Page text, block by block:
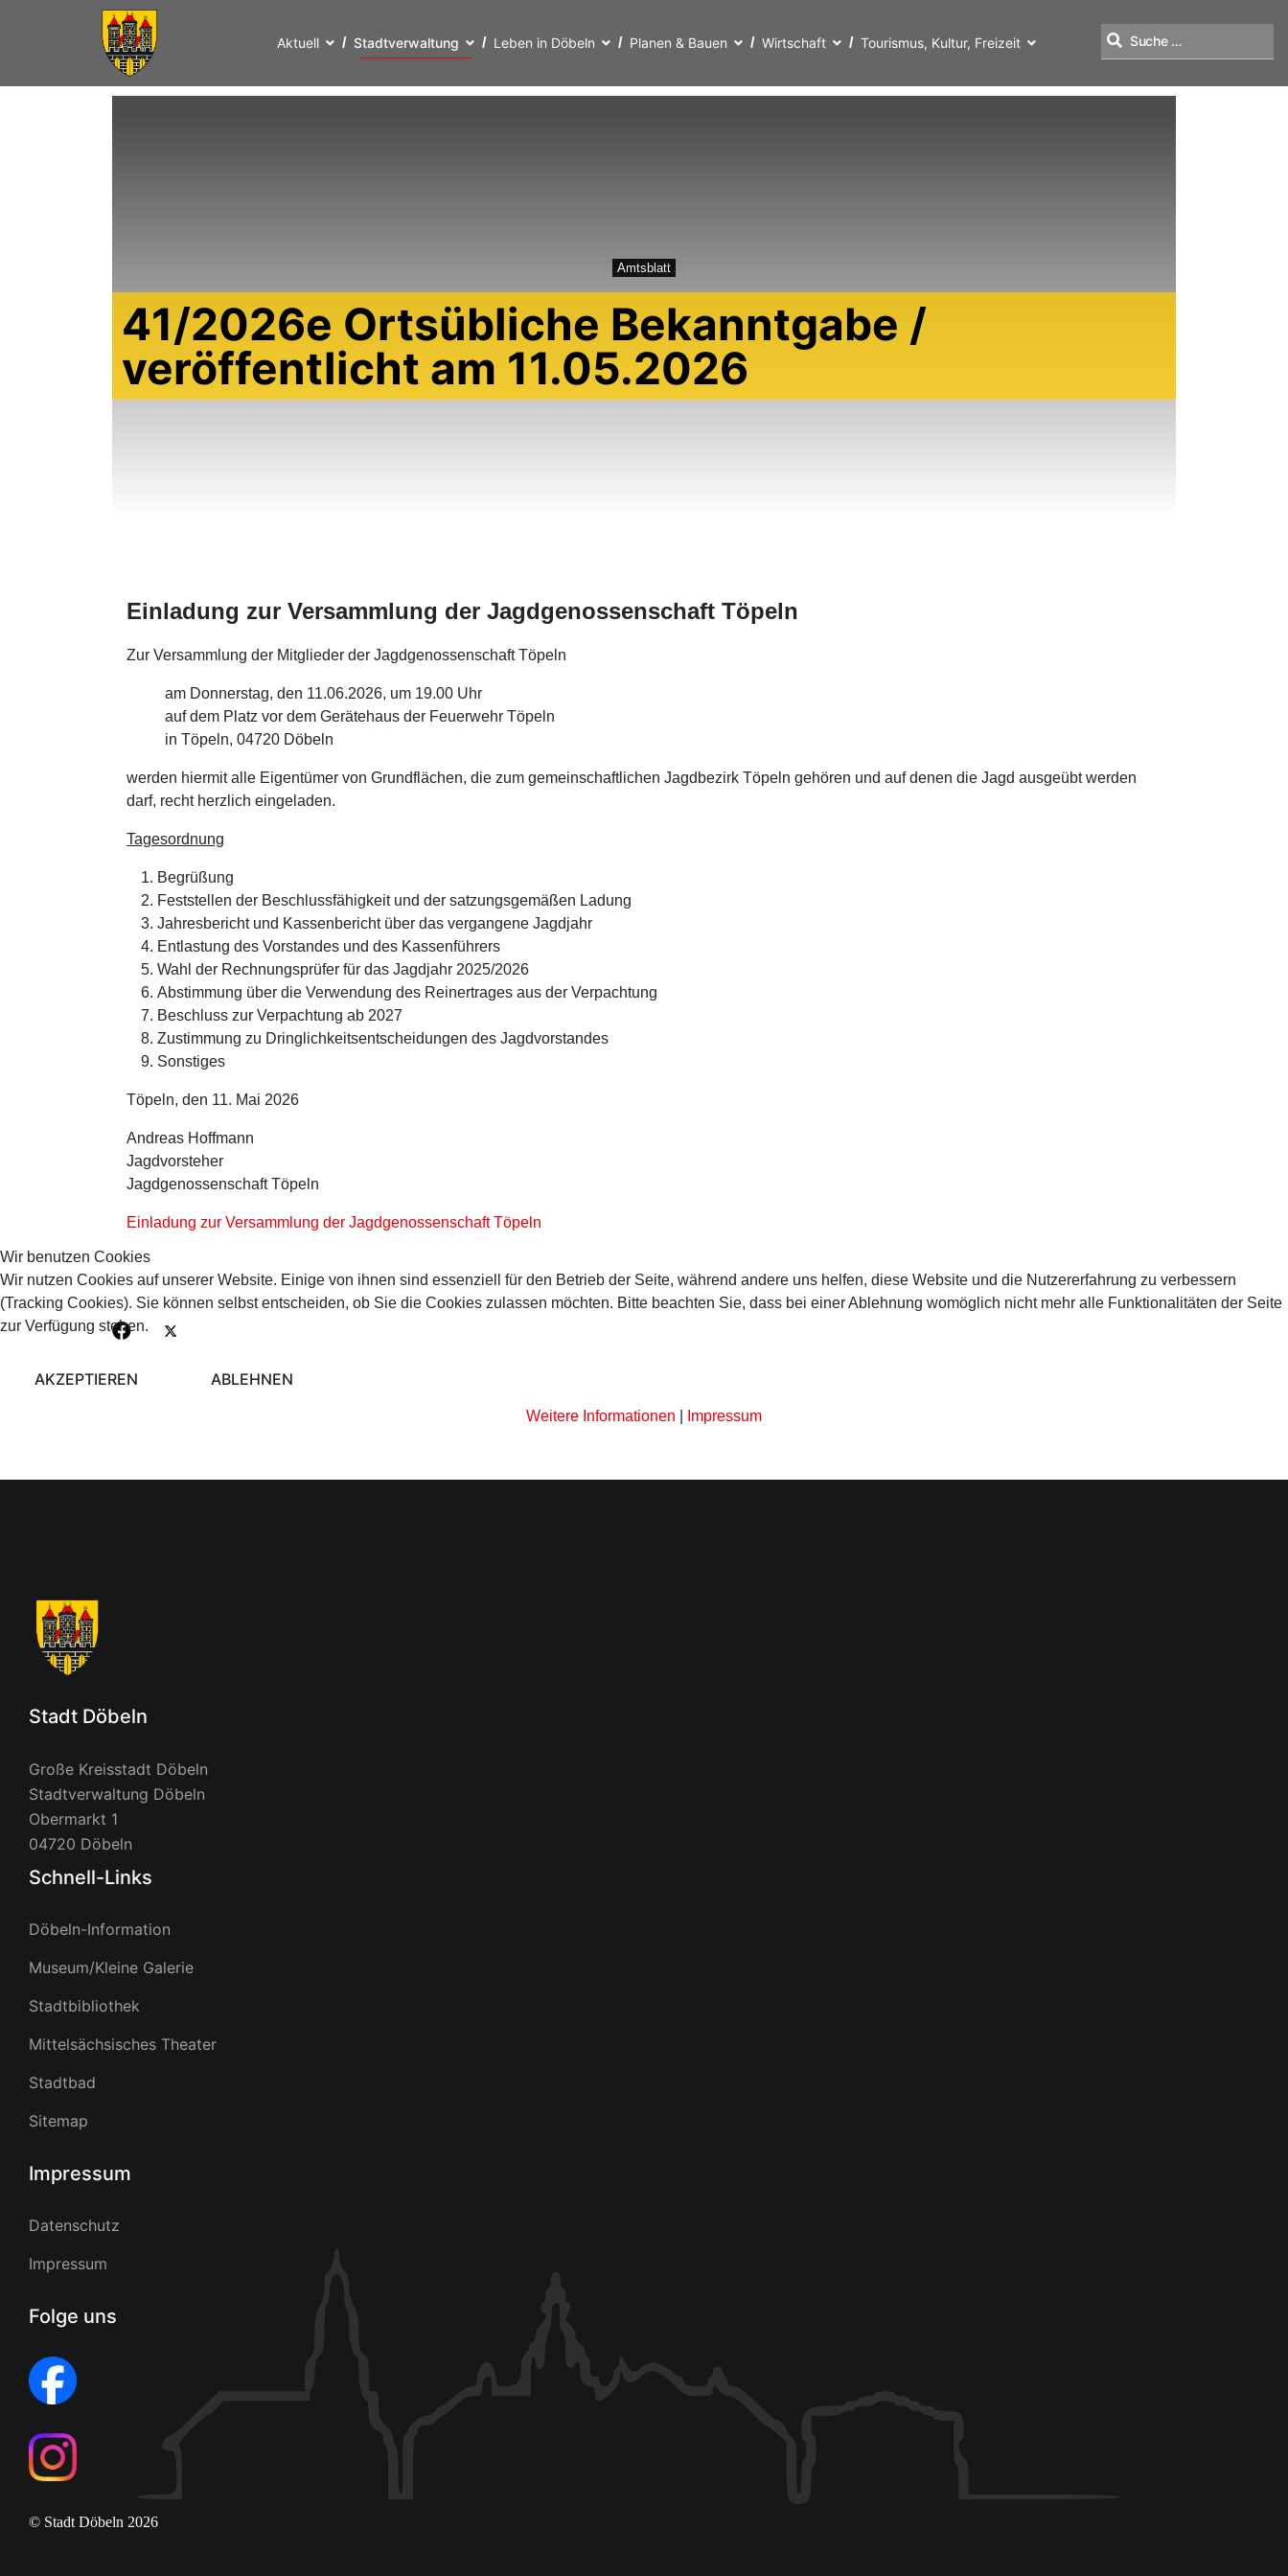
Aktuell Stadtverwaltung Leben in Döbeln Planen & Bauen Wirtschaft Tourismus, Kultur, Freizeit
Amtsblatt
41/2026e Ortsübliche Bekanntgabe /
veröffentlicht am 11.05.2026
Einladung zur Versammlung der Jagdgenossenschaft Töpeln
Zur Versammlung der Mitglieder der Jagdgenossenschaft Töpeln
am Donnerstag, den 11.06.2026, um 19.00 Uhr
auf dem Platz vor dem Gerätehaus der Feuerwehr Töpeln
in Töpeln, 04720 Döbeln
werden hiermit alle Eigentümer von Grundflächen, die zum gemeinschaftlichen Jagdbezirk Töpeln gehören und auf denen die Jagd ausgeübt werden
darf, recht herzlich eingeladen.
Tagesordnung
Begrüßung
Feststellen der Beschlussfähigkeit und der satzungsgemäßen Ladung
Jahresbericht und Kassenbericht über das vergangene Jagdjahr
Entlastung des Vorstandes und des Kassenführers
Wahl der Rechnungsprüfer für das Jagdjahr 2025/2026
Abstimmung über die Verwendung des Reinertrages aus der Verpachtung
Beschluss zur Verpachtung ab 2027
Zustimmung zu Dringlichkeitsentscheidungen des Jagdvorstandes
Sonstiges
Töpeln, den 11. Mai 2026
Andreas Hoffmann
Jagdvorsteher
Jagdgenossenschaft Töpeln
Einladung zur Versammlung der Jagdgenossenschaft Töpeln
Stadt Döbeln
Große Kreisstadt Döbeln
Stadtverwaltung Döbeln
Obermarkt 1
04720 Döbeln
Schnell-Links
Döbeln-Information
Museum/Kleine Galerie
Stadtbibliothek
Mittelsächsisches Theater
Stadtbad
Sitemap
Impressum
Datenschutz
Impressum
Folge uns
© Stadt Döbeln 2026
Wir benutzen Cookies
Wir nutzen Cookies auf unserer Website. Einige von ihnen sind essenziell für den Betrieb der Seite, während andere uns helfen, diese Website und die Nutzererfahrung zu verbessern
(Tracking Cookies). Sie können selbst entscheiden, ob Sie die Cookies zulassen möchten. Bitte beachten Sie, dass bei einer Ablehnung womöglich nicht mehr alle Funktionalitäten der Seite
zur Verfügung stehen.
AKZEPTIEREN ABLEHNEN
Weitere Informationen Impressum